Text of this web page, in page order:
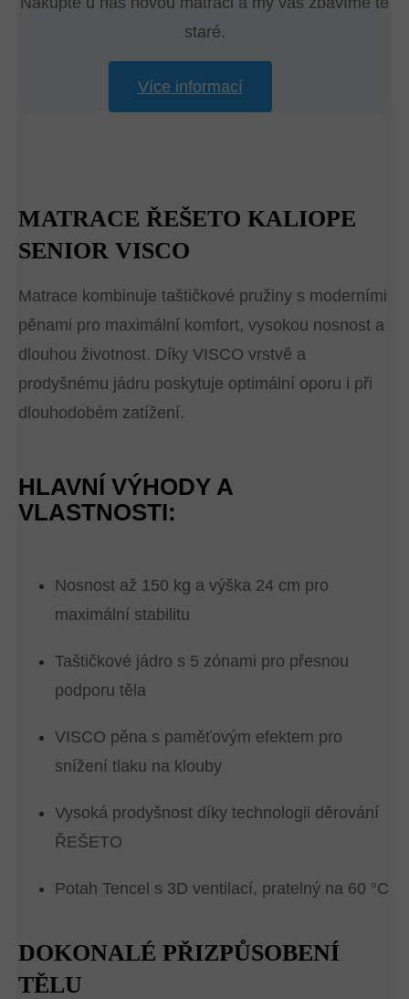
staré.
Více informací
MATRACE ŘEŠETO KALIOPE
SENIOR VISCO
Matrace kombinuje taštičkové pružiny s moderními
pěnami pro maximální komfort, vysokou nosnost a
dlouhou životnost. Díky VISCO vrstvě a
prodyšnému jádru poskytuje optimální oporu i při
dlouhodobém zatížení.
HLAVNÍ VÝHODY A
VLASTNOSTI:
Nosnost až 150 kg a výška 24 cm pro
maximální stabilitu
Taštičkové jádro s 5 zónami pro přesnou
podporu těla
VISCO pěna s paměťovým efektem pro
snížení tlaku na klouby
Vysoká prodyšnost díky technologii děrování
ŘEŠETO
Potah Tencel s 3D ventilací, pratelný na 60 °C
DOKONALÉ PŘIZPŮSOBENÍ
TĚLU